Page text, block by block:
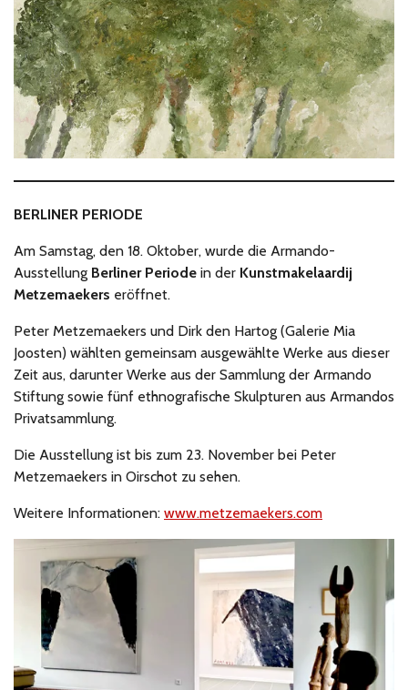
c
r
e
e
n
BERLINER PERIODE
Am Samstag, den 18. Oktober, wurde die Armando-
Ausstellung Berliner Periode in der Kunstmakelaardij
Metzemaekers eröffnet.
Peter Metzemaekers und Dirk den Hartog (Galerie Mia
Joosten) wählten gemeinsam ausgewählte Werke aus dieser
Zeit aus, darunter Werke aus der Sammlung der Armando
Stiftung sowie fünf ethnografische Skulpturen aus Armandos
Privatsammlung.
Die Ausstellung ist bis zum 23. November bei Peter
Metzemaekers in Oirschot zu sehen.
Weitere Informationen: www.metzemaekers.com